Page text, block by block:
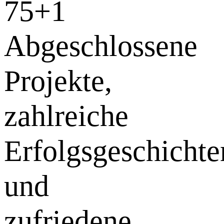
75+1
Abgeschlossene
Projekte,
zahlreiche
und